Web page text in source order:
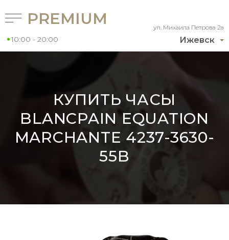
Ижевск
ул. Михаила Петрова 2а
PREMIUM
10:00 - 20:00
КУПИТЬ ЧАСЫ
BLANCPAIN EQUATION
MARCHANTE 4237-3630-
55B